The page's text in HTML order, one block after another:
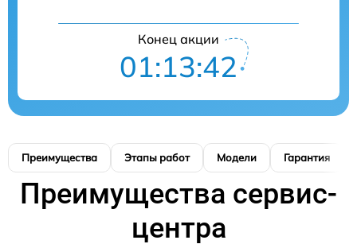
Конец акции
01:13:41
Преимущества Этапы работ Модели Гарантия
Преимущества сервис-
центра